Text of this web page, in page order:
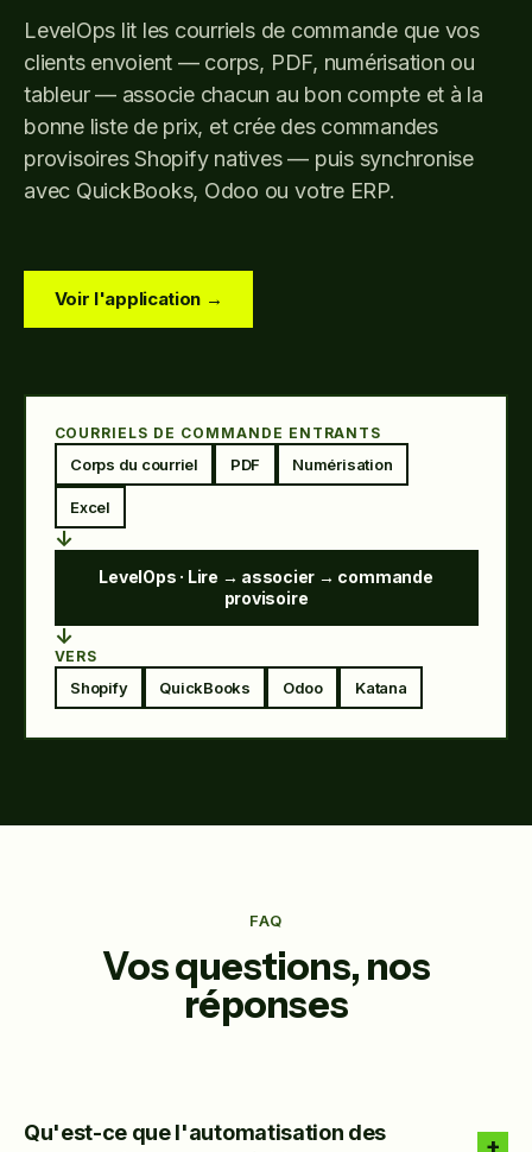
LevelOps lit les courriels de commande que vos
clients envoient — corps, PDF, numérisation ou
tableur — associe chacun au bon compte et à la
bonne liste de prix, et crée des commandes
provisoires Shopify natives — puis synchronise
avec QuickBooks, Odoo ou votre ERP.
Voir l'application →
COURRIELS DE COMMANDE ENTRANTS
Corps du courriel PDF Numérisation
Excel
↓
LevelOps · Lire → associer → commande
provisoire
↓
VERS
Shopify QuickBooks Odoo Katana
FAQ
Vos questions, nos
réponses
Qu'est-ce que l'automatisation des